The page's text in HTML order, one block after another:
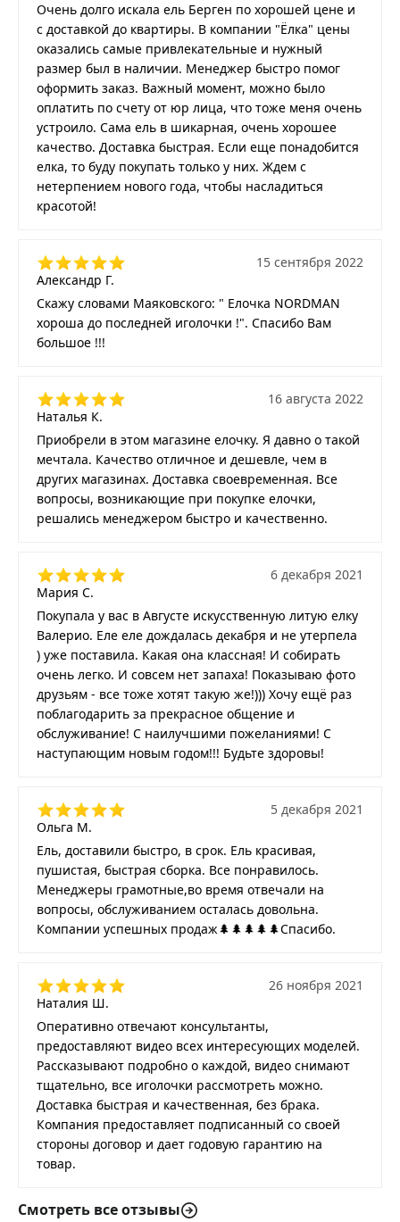
Очень долго искала ель Берген по хорошей цене и
с доставкой до квартиры. В компании "Ёлка" цены
оказались самые привлекательные и нужный
размер был в наличии. Менеджер быстро помог
оформить заказ. Важный момент, можно было
оплатить по счету от юр лица, что тоже меня очень
устроило. Сама ель в шикарная, очень хорошее
качество. Доставка быстрая. Если еще понадобится
елка, то буду покупать только у них. Ждем с
нетерпением нового года, чтобы насладиться
красотой!
Александр Г.
15 сентября 2022
Скажу словами Маяковского: " Елочка NORDMAN
хороша до последней иголочки !". Спасибо Вам
большое !!!
Наталья К.
16 августа 2022
Приобрели в этом магазине елочку. Я давно о такой
мечтала. Качество отличное и дешевле, чем в
других магазинах. Доставка своевременная. Все
вопросы, возникающие при покупке елочки,
решались менеджером быстро и качественно.
Мария С.
6 декабря 2021
Покупала у вас в Августе искусственную литую елку
Валерио. Еле еле дождалась декабря и не утерпела
) уже поставила. Какая она классная! И собирать
очень легко. И совсем нет запаха! Показываю фото
друзьям - все тоже хотят такую же!))) Хочу ещё раз
поблагодарить за прекрасное общение и
обслуживание! С наилучшими пожеланиями! С
наступающим новым годом!!! Будьте здоровы!
Ольга М.
5 декабря 2021
Ель, доставили быстро, в срок. Ель красивая,
пушистая, быстрая сборка. Все понравилось.
Менеджеры грамотные,во время отвечали на
вопросы, обслуживанием осталась довольна.
Компании успешных продаж🌲🌲🌲🌲🌲Спасибо.
Наталия Ш.
26 ноября 2021
Оперативно отвечают консультанты,
предоставляют видео всех интересующих моделей.
Рассказывают подробно о каждой, видео снимают
тщательно, все иголочки рассмотреть можно.
Доставка быстрая и качественная, без брака.
Компания предоставляет подписанный со своей
стороны договор и дает годовую гарантию на
товар.
Смотреть все отзывы